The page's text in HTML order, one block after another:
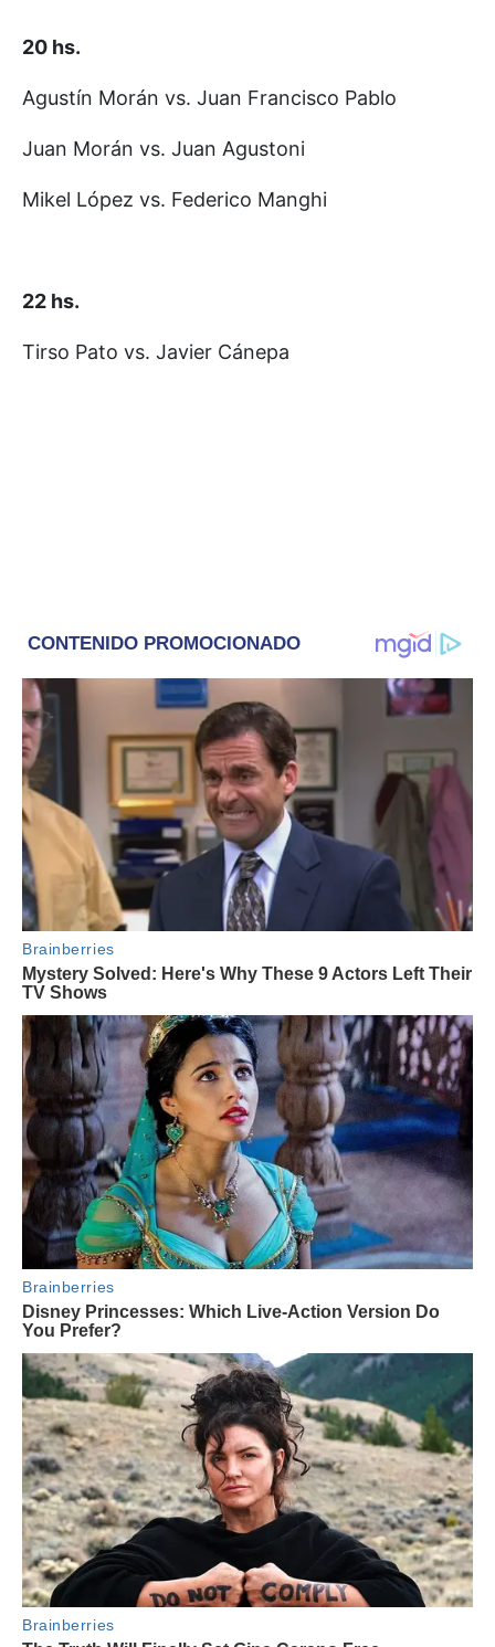
20 hs.
Agustín Morán vs. Juan Francisco Pablo
Juan Morán vs. Juan Agustoni
Mikel López vs. Federico Manghi
22 hs.
Tirso Pato vs. Javier Cánepa